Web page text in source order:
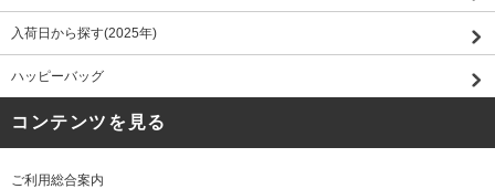
入荷日から探す(2025年)
ハッピーバッグ
コンテンツを見る
ご利用総合案内